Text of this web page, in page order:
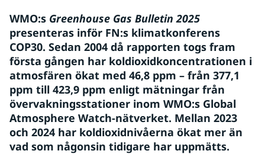
WMO:s Greenhouse Gas Bulletin 2025
presenteras inför FN:s klimatkonferens
COP30. Sedan 2004 då rapporten togs fram
första gången har koldioxidkoncentrationen i
atmosfären ökat med 46,8 ppm – från 377,1
ppm till 423,9 ppm enligt mätningar från
övervakningsstationer inom WMO:s Global
Atmosphere Watch-nätverket. Mellan 2023
och 2024 har koldioxidnivåerna ökat mer än
vad som någonsin tidigare har uppmätts.